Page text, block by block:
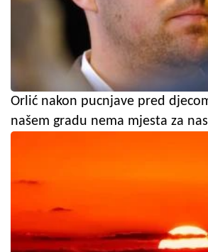
Orlić nakon pucnjave pred
našem gradu nema mjesta za